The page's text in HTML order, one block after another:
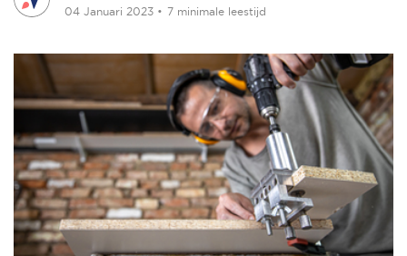
04 Januari 2023 • 7 minimale leestijd